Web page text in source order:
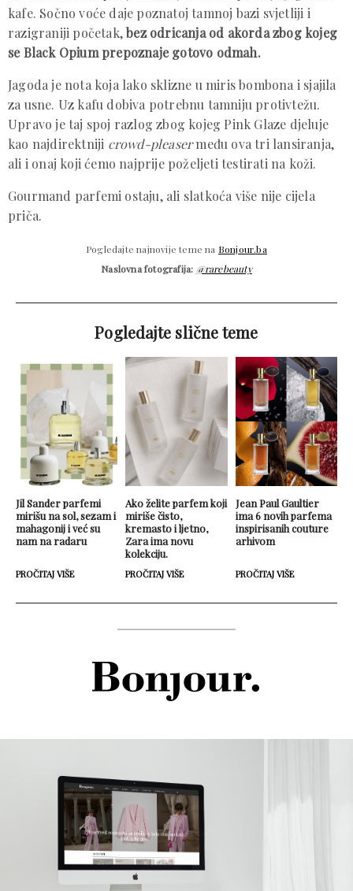
kafe. Sočno voće daje poznatoj tamnoj bazi svjetliji i
razigraniji početak,bez odricanja od akorda zbog kojeg
se Black Opium prepoznaje gotovo odmah.
Jagoda je nota koja lako sklizne u miris bombona i sjajila
za usne. Uz kafu dobiva potrebnu tamniju protivtežu.
Upravo je taj spoj razlog zbog kojeg Pink Glaze djeluje
kao najdirektniji crowd-pleasermeđu ova tri lansiranja,
ali i onaj koji ćemo najprije poželjeti testirati na koži.
Gourmand parfemi ostaju, ali slatkoća više nije cijela
priča.
Pogledajte najnovije teme na Bonjour.ba
Naslovna fotografija: @rarebeauty
Pogledajte slične teme
Jil Sander parfemi
mirišu na sol, sezam i
mahagonij i već su
nam na radaru
PROČITAJ VIŠE
Ako želite parfem koji
miriše čisto,
kremasto i ljetno,
Zara ima novu
kolekciju.
PROČITAJ VIŠE
Jean Paul Gaultier
ima 6 novih parfema
inspirisanih couture
arhivom
PROČITAJ VIŠE